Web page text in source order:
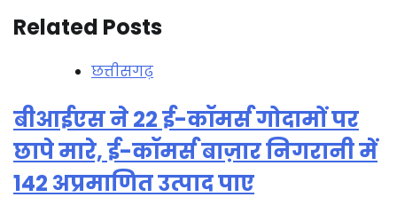
Related Posts
छत्तीसगढ़
बीआईएस ने 22 ई-कॉमर्स गोदामों पर
छापे मारे, ई-कॉमर्स बाज़ार निगरानी में
142 अप्रमाणित उत्पाद पाए